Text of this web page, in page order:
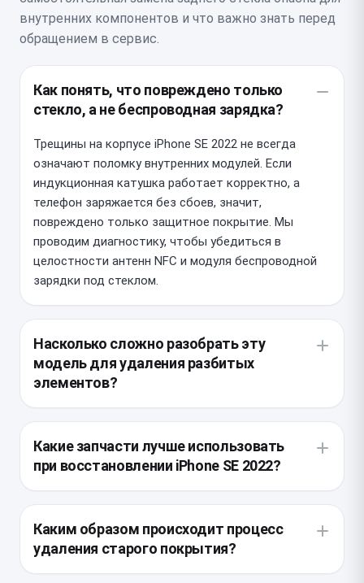
внутренних компонентов и что важно знать перед
обращением в сервис.
Как понять, что повреждено только
стекло, а не беспроводная зарядка?
Трещины на корпусе iPhone SE 2022 не всегда
означают поломку внутренних модулей. Если
индукционная катушка работает корректно, а
телефон заряжается без сбоев, значит,
повреждено только защитное покрытие. Мы
проводим диагностику, чтобы убедиться в
целостности антенн NFC и модуля беспроводной
зарядки под стеклом.
Насколько сложно разобрать эту
модель для удаления разбитых
элементов?
зафиксирована на заводском клеевом составе. В
ходе процедуры необходимо демонтировать
дисплейный модуль и аккумулятор, чтобы
воздействии высокой температуры. Работа
требует профессионального оборудования для
равномерного прогрева корпуса.
Какие запчасти лучше использовать
при восстановлении iPhone SE 2022?
идентичные оригинальным по толщине и
светопропусканию. Важно, чтобы новое стекло
имело качественный олеофобный слой и точно
повторяло геометрию корпуса для плотного
Каким образом происходит процесс
удаления старого покрытия?